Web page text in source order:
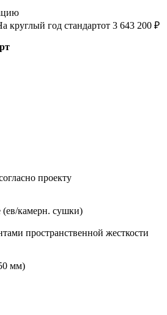
круглый год стандартот 3 643 200 ₽
проекту
(ев/камерн. сушки)
пространственной жесткости
мм)